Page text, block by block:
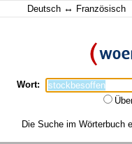
Deutsch ↔ Französisch
Wort:
Die Suche im Wörterbuch